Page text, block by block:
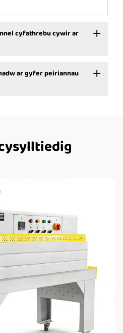
cyfathrebu cywir ar
ar gyfer peiriannau